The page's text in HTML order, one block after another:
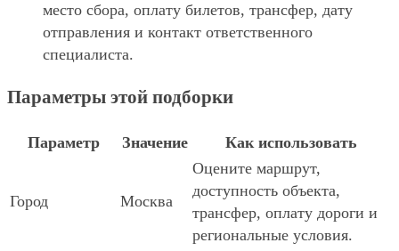
место сбора, оплату билетов, трансфер, дату
отправления и контакт ответственного
специалиста.
Параметры этой подборки
Параметр Значение Как использовать
Город Москва
Оцените маршрут,
доступность объекта,
трансфер, оплату дороги и
региональные условия.